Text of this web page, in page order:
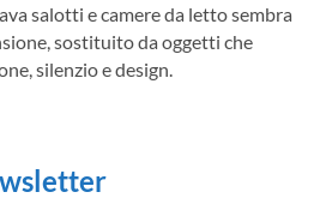
salotti e camere da letto sembra
sostituito da oggetti che
silenzio e design.